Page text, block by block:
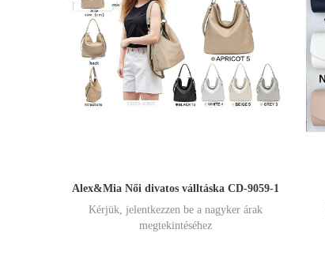
Alex&Mia Női divatos válltáska CD-9059-1
Kérjük, jelentkezzen be a nagyker árak
megtekintéséhez